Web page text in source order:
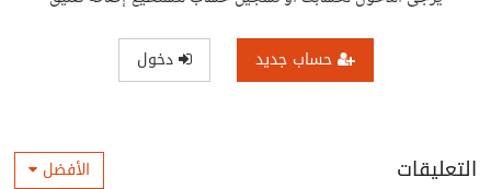
حساب جديد دخول
التعليقات الأفضل